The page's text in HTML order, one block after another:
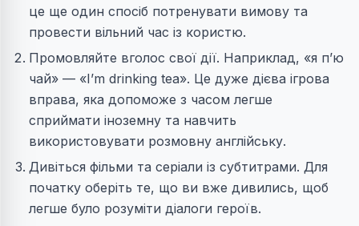
це ще один спосіб потренувати вимову та
провести вільний час із користю.
Промовляйте вголос свої дії. Наприклад, «я п’ю
чай» — «I’m drinking tea». Це дуже дієва ігрова
вправа, яка допоможе з часом легше
сприймати іноземну та навчить
використовувати розмовну англійську.
Дивіться фільми та серіали із субтитрами. Для
початку оберіть те, що ви вже дивились, щоб
легше було розуміти діалоги героїв.